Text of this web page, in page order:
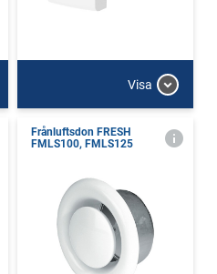
Visa
Frånluftsdon FRESH
FMLS100, FMLS125